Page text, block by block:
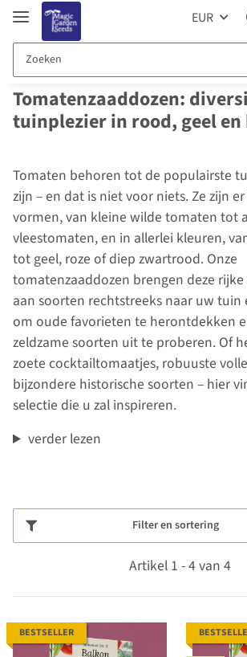
EUR
Tomatenzaaddozen:
tuinplezier in rood, geel
Tomaten behoren tot de populairste
zijn – en dat is niet voor niets. Ze zijn
vormen, van kleine wilde tomaten tot
vleestomaten, en in allerlei kleuren,
tot geel, roze of diep zwartrood. Onze
tomatenzaaddozen brengen deze
aan soorten rechtstreeks naar uw
om oude favorieten te herontdekken
zeldzame soorten uit te proberen. Of
zoete cocktailtomaatjes, robuuste
bijzondere historische soorten – hier
selectie die u zal inspireren.
verder lezen
Filter en sortering
Artikel 1 - 4 van 4
BESTSELLER